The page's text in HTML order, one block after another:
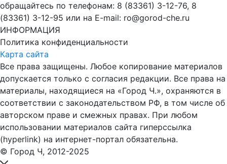
обращайтесь по телефонам: 8 (83361) 3-12-76, 8
(83361) 3-12-95 или на E-mail: ro@gorod-che.ru
ИНФОРМАЦИЯ
Политика конфиденциальности
Карта сайта
Все права защищены. Любое копирование материалов
допускается только с согласия редакции. Все права на
материалы, находящиеся на «Город Ч.», охраняются в
соответствии с законодательством РФ, в том числе об
авторском праве и смежных правах. При любом
использовании материалов сайта гиперссылка
(hyperlink) на интернет-портал обязательна.
© Город Ч, 2012-2025